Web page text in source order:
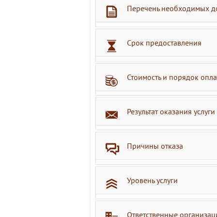
Перечень необходимых
Срок предоставления
Стоимость и порядок
Результат оказания услуги
Причины отказа
Уровень услуги
Ответственные